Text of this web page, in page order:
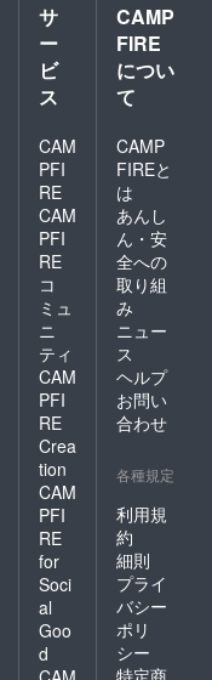
サ
ー
ビ
ス
CAM
PFI
RE
CAM
PFI
RE
コ
ミュ
ニ
ティ
CAM
PFI
RE
Crea
tion
CAM
PFI
RE
for
Soci
al
Goo
d
CAMP
FIRE
につい
て
CAMP
FIREと
は
あんし
ん・安
全への
取り組
み
ニュー
ス
ヘルプ
お問い
合わせ
各種規定
利用規
約
細則
プライ
バシー
ポリ
シー
特定商